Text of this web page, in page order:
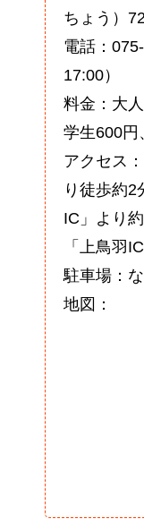
ちょう）
電話：
17:00）
料金：大
学生600円
アクセス
り徒歩約2
IC」より
「上鳥羽
駐車場：
地図：